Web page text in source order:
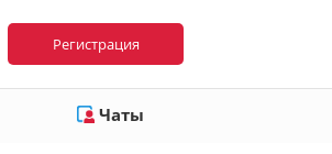
Регистрация
Чаты